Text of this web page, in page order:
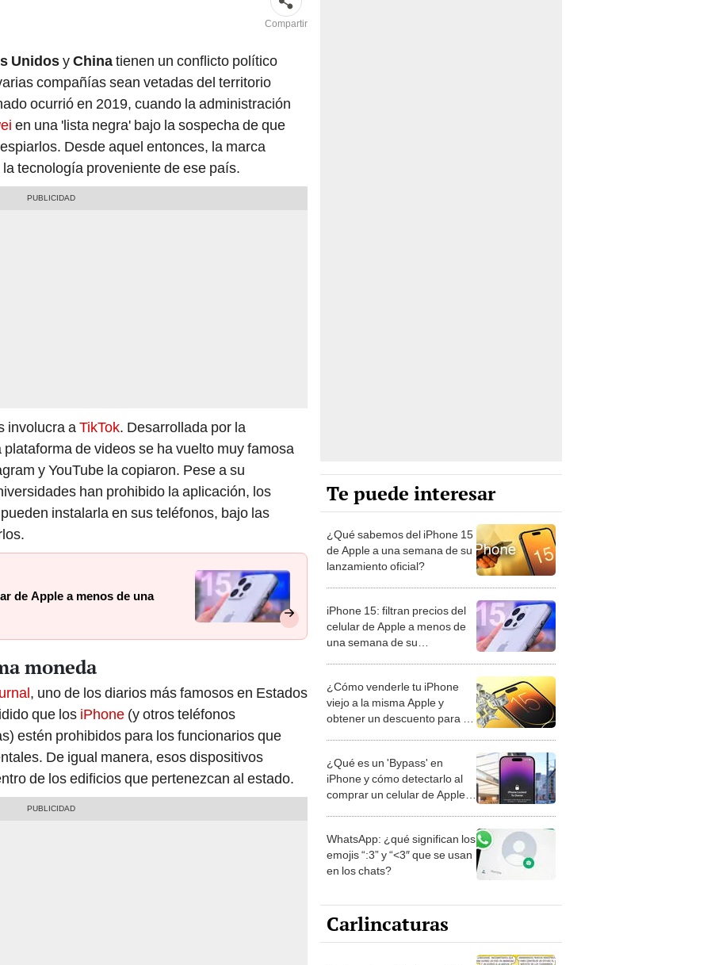
Compartir
UnidosyChinatienen un conflicto político
compañías sean vetadas del territorio
ocurrió en 2019, cuando la administración
en una 'lista negra' bajo la sospecha de que
Desde aquel entonces, la marca
tecnología proveniente de ese país.
involucra aTikTok. Desarrollada por la
de videos se ha vuelto muy famosa
y YouTube la copiaron. Pese a su
han prohibido la aplicación, los
instalarla en sus teléfonos, bajo las
de Apple a menos de una
moneda
, uno de los diarios más famosos en Estados
que los iPhone (y otros teléfonos
estén prohibidos para los funcionarios que
De igual manera, esos dispositivos
de los edificios que pertenezcan al estado.
Te puede interesar
¿Qué sabemos del iPhone 15
de Apple a una semana de su
lanzamiento oficial?
iPhone 15: filtran precios del
celular de Apple a menos de
una semana de su
¿Cómo venderle tu iPhone
viejo a la misma Apple y
obtener un descuento para tu
¿Qué es un 'Bypass' en
iPhone y cómo detectarlo al
comprar un celular de Apple
WhatsApp: ¿qué significan los
emojis “:3” y “<3″ que se usan
en los chats?
Carlincaturas